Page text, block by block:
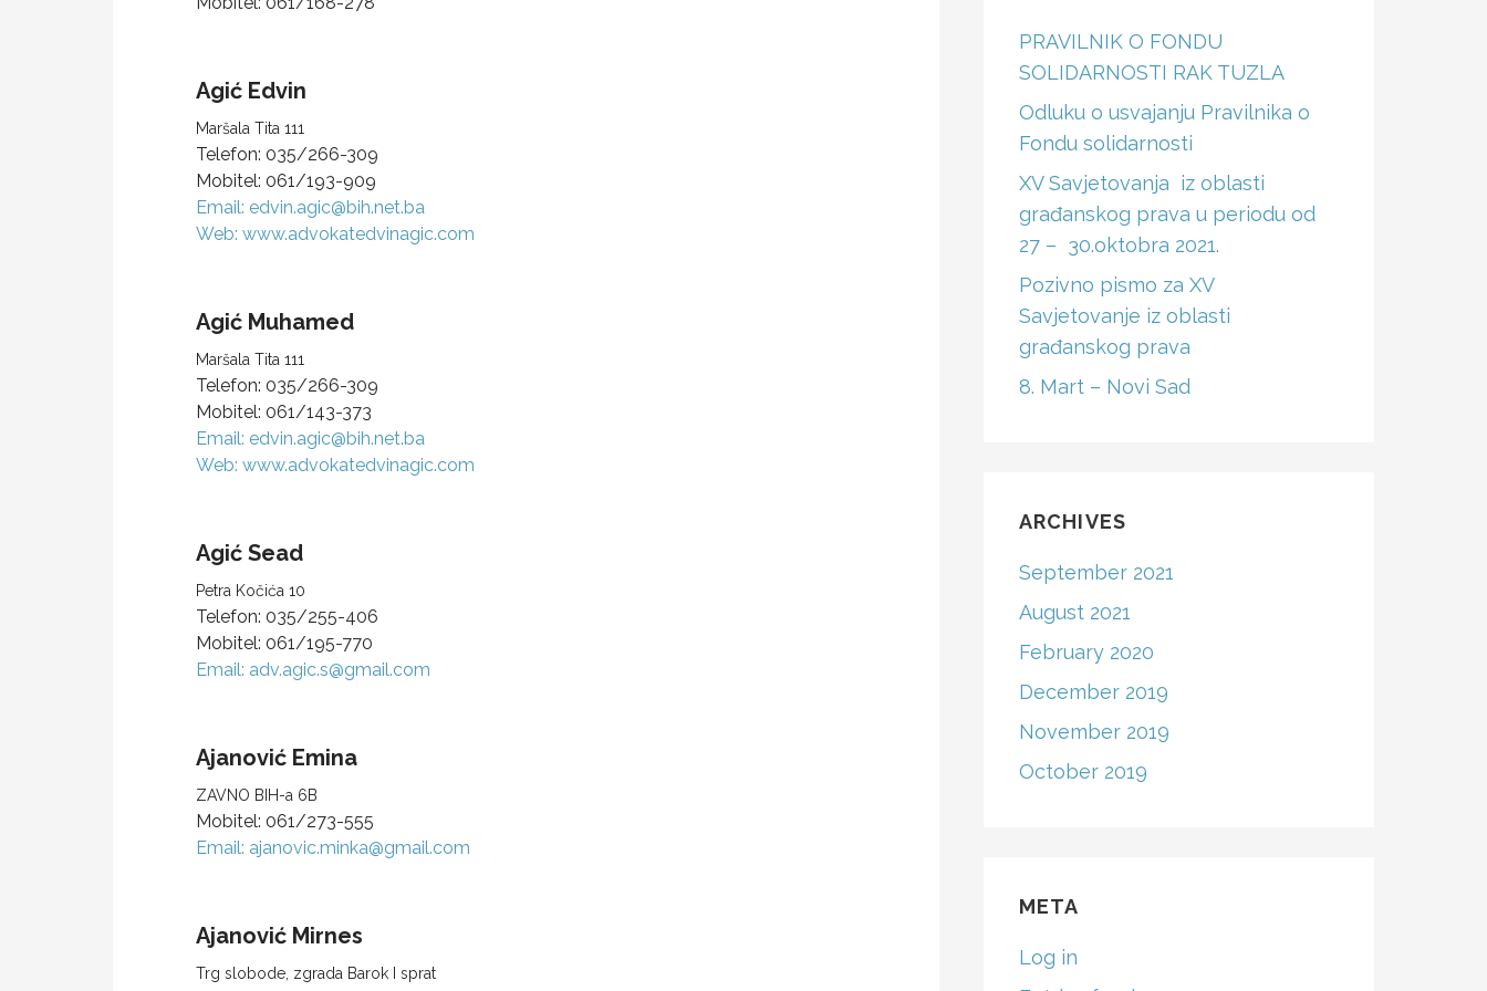
Agić Edvin
Maršala Tita 111
Telefon: 035/266-309
Mobitel: 061/193-909
Email: edvin.agic@bih.net.ba
Web: www.advokatedvinagic.com
Agić Muhamed
Maršala Tita 111
Telefon: 035/266-309
Mobitel: 061/143-373
Email: edvin.agic@bih.net.ba
Web: www.advokatedvinagic.com
Agić Sead
Petra Kočića 10
Telefon: 035/255-406
Mobitel: 061/195-770
Email: adv.agic.s@gmail.com
Ajanović Emina
ZAVNO BIH-a 6B
Mobitel: 061/273-555
Email: ajanovic.minka@gmail.com
Ajanović Mirnes
Trg slobode, zgrada Barok I sprat
PRAVILNIK O FONDU
SOLIDARNOSTI RAK TUZLA
Odluku o usvajanju Pravilnika o
Fondu solidarnosti
XV Savjetovanja iz oblasti
građanskog prava u periodu od
27 – 30.oktobra 2021.
Pozivno pismo za XV
Savjetovanje iz oblasti
građanskog prava
8. Mart – Novi Sad
ARCHIVES
September 2021
August 2021
February 2020
December 2019
November 2019
October 2019
META
Log in